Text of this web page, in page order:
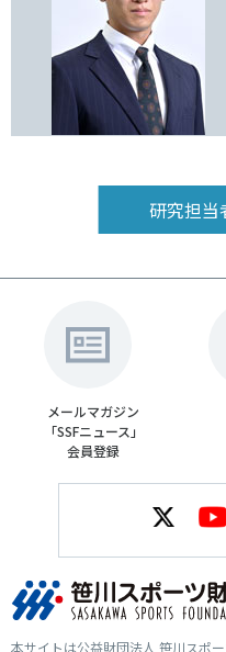
研究担当
メールマガジン
「SSFニュース」
会員登録
本サイトは公益財団法人 笹川スポ